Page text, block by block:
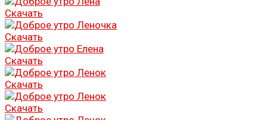
Скачать
Скачать
Скачать
Скачать
Скачать